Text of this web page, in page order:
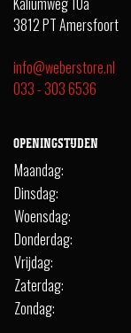
3812 PT Amersfoort
info@weberstore.nl
033 - 303 6536
OPENINGSTIJDEN
Maandag:
Dinsdag:
Woensdag:
Donderdag:
Vrijdag:
Zaterdag:
Zondag: